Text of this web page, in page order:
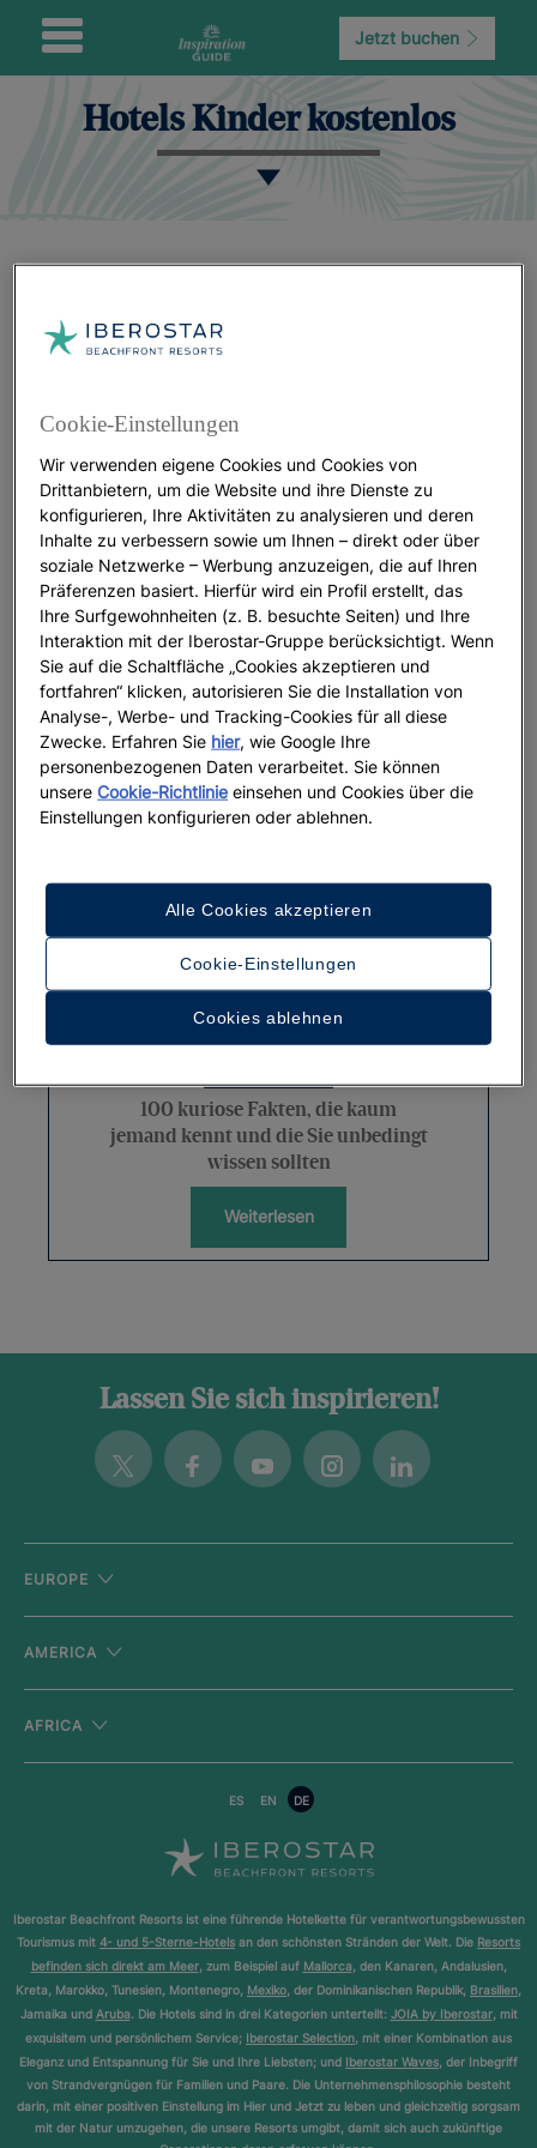
Jetzt buchen
Hotels Kinder kostenlos
URLAUB
Star Camp: die Welt spielerisch
entdecken
Weiterlesen
100 kuriose Fakten, die kaum
jemand kennt und die Sie unbedingt
wissen sollten
Weiterlesen
Lassen Sie sich inspirieren!
Twitter FacebookYoutubeInstagramLinkedin
EUROPE
AMERICA
AFRICA
ES EN DE
Iberostar Beachfront Resorts ist eine führende Hotelkette für verantwortungsbewussten
Tourismus mit 4- und 5-Sterne-Hotels an den schönsten Stränden der Welt. Die Resorts
befinden sich direkt am Meer, zum Beispiel auf Mallorca, den Kanaren, Andalusien,
Kreta, Marokko, Tunesien, Montenegro, Mexiko, der Dominikanischen Republik, Brasilien,
Jamaika und Aruba. Die Hotels sind in drei Kategorien unterteilt: JOIA by Iberostar, mit
exquisitem und persönlichem Service; Iberostar Selection, mit einer Kombination aus
Eleganz und Entspannung für Sie und Ihre Liebsten; und Iberostar Waves, der Inbegriff
von Strandvergnügen für Familien und Paare. Die Unternehmensphilosophie besteht
darin, mit einer positiven Einstellung im Hier und Jetzt zu leben und gleichzeitig sorgsam
mit der Natur umzugehen, die unsere Resorts umgibt, damit sich auch zukünftige
Cookie-Einstellungen
Wir verwenden eigene Cookies und Cookies von
Drittanbietern, um die Website und ihre Dienste zu
konfigurieren, Ihre Aktivitäten zu analysieren und deren
Inhalte zu verbessern sowie um Ihnen – direkt oder über
soziale Netzwerke – Werbung anzuzeigen, die auf Ihren
Präferenzen basiert. Hierfür wird ein Profil erstellt, das
Ihre Surfgewohnheiten (z. B. besuchte Seiten) und Ihre
Interaktion mit der Iberostar-Gruppe berücksichtigt. Wenn
Sie auf die Schaltfläche „Cookies akzeptieren und
fortfahren“ klicken, autorisieren Sie die Installation von
Analyse-, Werbe- und Tracking-Cookies für all diese
Zwecke. Erfahren Sie hier, wie Google Ihre
personenbezogenen Daten verarbeitet. Sie können
unsereCookie-Richtlinie einsehen und Cookies über die
Einstellungen konfigurieren oder ablehnen.
Cookie-Einstellungen
Cookies ablehnen
Alle Cookies akzeptieren